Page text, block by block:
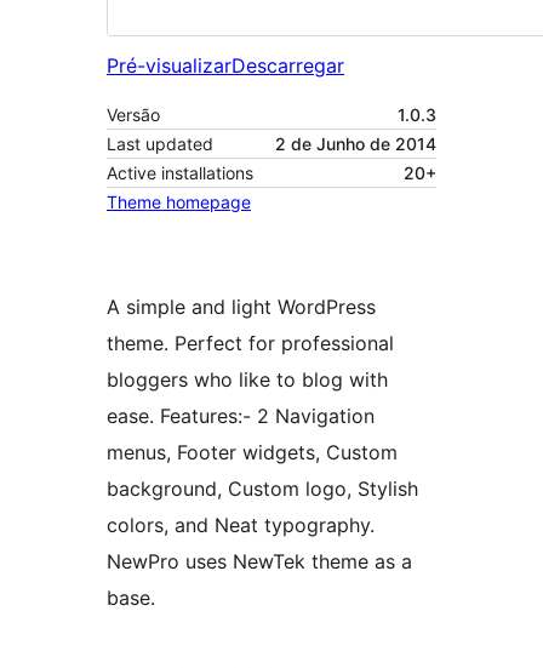
Pré-visualizarDescarregar
Versão
1.0.3
Last updated
2 de Junho de 2014
Active installations
20+
Theme homepage
A simple and light WordPress
theme. Perfect for professional
bloggers who like to blog with
ease. Features:- 2 Navigation
menus, Footer widgets, Custom
background, Custom logo, Stylish
colors, and Neat typography.
NewPro uses NewTek theme as a
base.